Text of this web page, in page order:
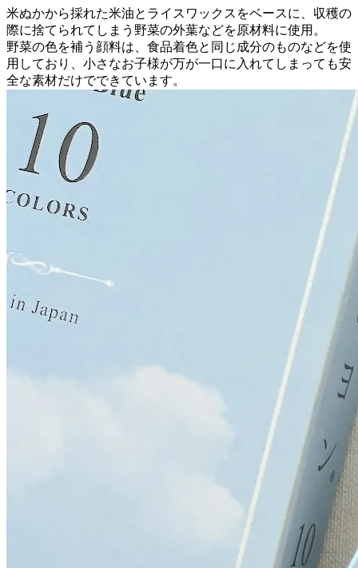
米ぬかから採れた米油とライスワックスをベースに、収穫の
際に捨てられてしまう野菜の外葉などを原材料に使用。
野菜の色を補う顔料は、食品着色と同じ成分のものなどを使
用しており、小さなお子様が万が一口に入れてしまっても安
全な素材だけでできています。